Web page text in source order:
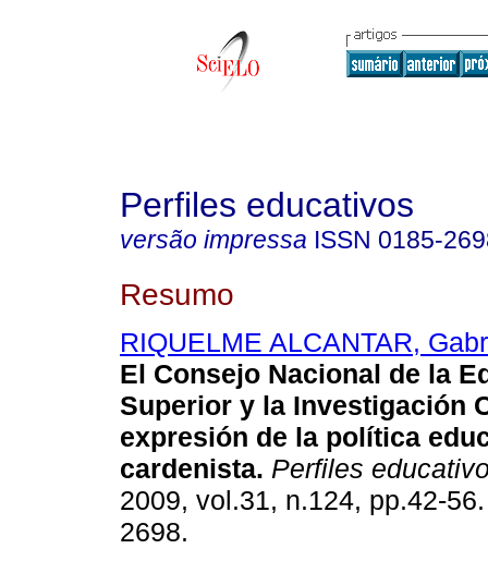
Perfiles educativos
versão impressa ISSN 0185-
Resumo
RIQUELME ALCANTAR,
El Consejo Nacional de la
Superior y la Investigación
expresión de la política
cardenista. Perfiles
2009, vol.31, n.124, pp.42-
2698.